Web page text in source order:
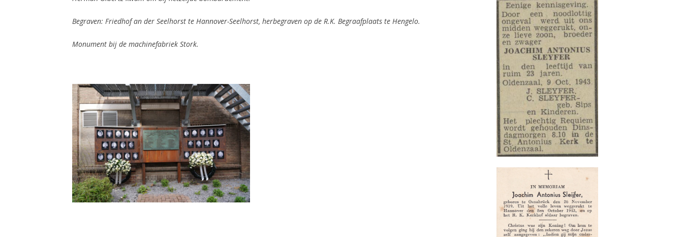
Begraven: Friedhof an der Seelhorst te Hannover-Seelhorst, herbegraven op de R.K. Begraafplaats te Hengelo.
Monument bij de machinefabriek Stork.